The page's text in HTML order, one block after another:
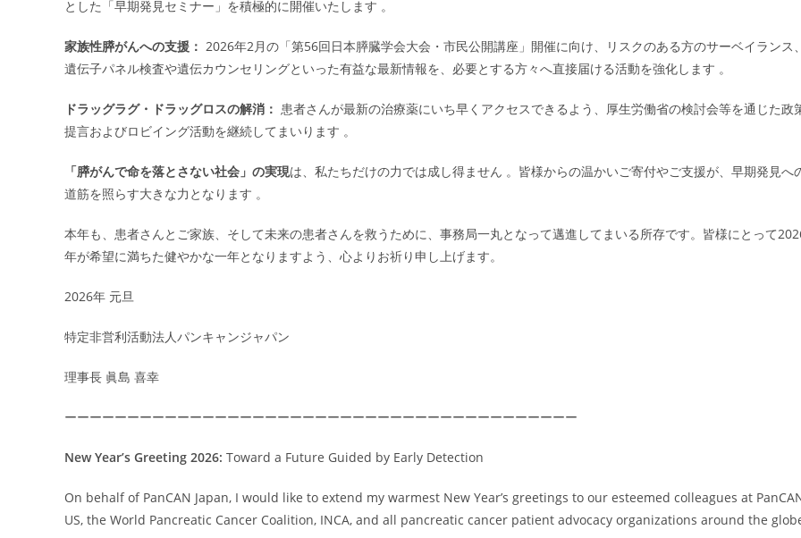
とした「早期発見セミナー」を積極的に開催いたします 。
家族性膵がんへの支援： 2026年2月の「第56回日本膵臓学会大会・市民公開講座」開催に向け、リスクのある方のサーベイランス
遺伝子パネル検査や遺伝カウンセリングといった有益な最新情報を、必要とする方々へ直接届ける活動を強化します 。
ドラッグラグ・ドラッグロスの解消： 患者さんが最新の治療薬にいち早くアクセスできるよう、厚生労働省の検討会等を通じた政
提言およびロビイング活動を継続してまいります 。
「膵がんで命を落とさない社会」の実現は、私たちだけの力では成し得ません 。皆様からの温かいご寄付やご支援が、早期発見へ
道筋を照らす大きな力となります 。
本年も、患者さんとご家族、そして未来の患者さんを救うために、事務局一丸となって邁進してまいる所存です。皆様にとって
年が希望に満ちた健やかな一年となりますよう、心よりお祈り申し上げます。
2026年 元旦
特定非営利活動法人パンキャンジャパン
理事長 眞島 喜幸
ーーーーーーーーーーーーーーーーーーーーーーーーーーーーーーーーーーーーーーーーー
New Year’s Greeting 2026: Toward a Future Guided by Early Detection
On behalf of PanCAN Japan, I would like to extend my warmest New Year’s greetings to our esteemed colleagues at
US, the World Pancreatic Cancer Coalition, INCA, and all pancreatic cancer patient advocacy organizations around the